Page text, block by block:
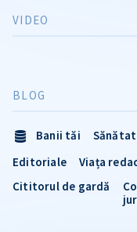
VIDEO
BLOG
Banii tăi
Editoriale
Viața
Cititorul de gardă